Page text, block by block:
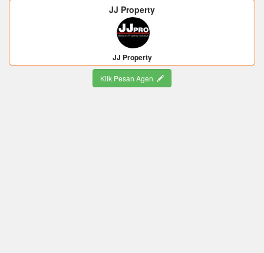
JJ Property
JJ Property
Klik Pesan Agen